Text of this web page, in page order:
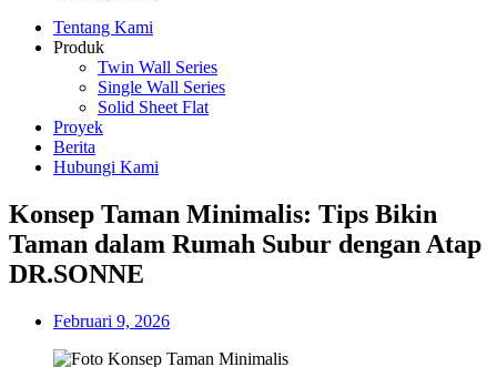
Tentang Kami
Produk
Twin Wall Series
Single Wall Series
Solid Sheet Flat
Proyek
Berita
Hubungi Kami
Konsep Taman Minimalis: Tips Bikin
Taman dalam Rumah Subur dengan Atap
DR.SONNE
Februari 9, 2026